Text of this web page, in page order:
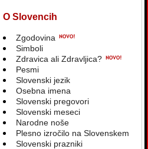
O Slovencih
Zgodovina
Simboli
Zdravica ali Zdravljica?
Pesmi
Slovenski jezik
Osebna imena
Slovenski pregovori
Slovenski meseci
Narodne noše
Plesno izročilo na Slovenskem
Slovenski prazniki